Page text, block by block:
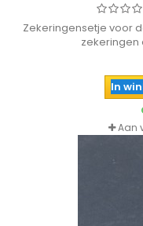
Zekeringensetje voor
zekeringen
In
Aan